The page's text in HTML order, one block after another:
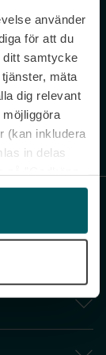
använder
för att du
ditt samtycke
mäta
dig relevant
(kan inkludera
in delas
medan du
av
som helst.
. Avprenumerera